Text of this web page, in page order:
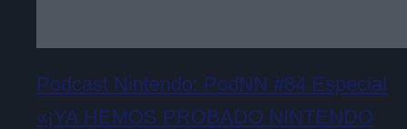
Podcast Nintendo: PodNN #84 Especial
«¡YA HEMOS PROBADO NINTENDO